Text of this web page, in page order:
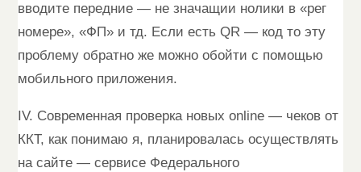
вводите передние — не значащии нолики в «рег
номере», «ФП» и тд. Если есть QR — код то эту
проблему обратно же можно обойти с помощью
мобильного приложения.
IV. Современная проверка новых online — чеков от
ККТ, как понимаю я, планировалась осуществлять
на сайте — сервисе Федерального